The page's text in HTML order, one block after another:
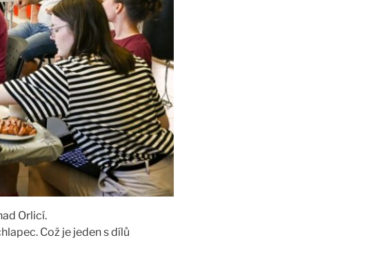
Orlicí.
Což je jeden s dílů